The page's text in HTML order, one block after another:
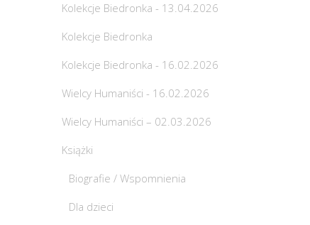
Kolekcje Biedronka - 13.04.2026
Kolekcje Biedronka
Kolekcje Biedronka - 16.02.2026
Wielcy Humaniści - 16.02.2026
Wielcy Humaniści – 02.03.2026
Książki
Biografie / Wspomnienia
Dla dzieci